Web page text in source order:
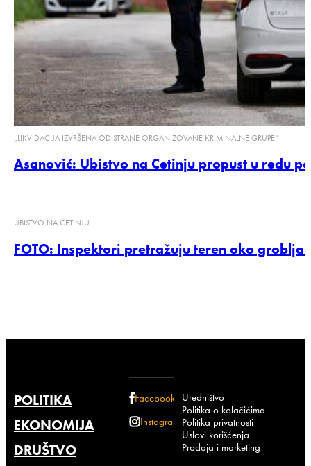
„LIKVIDACIJA IZVRŠENA OD STRANE ORGANIZOVANE KRIMINALNE GRUPE“
Asanović: Ubistvo na Cetinju propust u redu
UBISTVO NA CETINJU
FOTO: Inspektori pretražuju teren oko
POLITIKA
EKONOMIJA
DRUŠTVO
Facebook
Instagram
Uredništvo
Politika o kolačićima
Politika privatnosti
Uslovi korišćenja
Prodaja i marketing